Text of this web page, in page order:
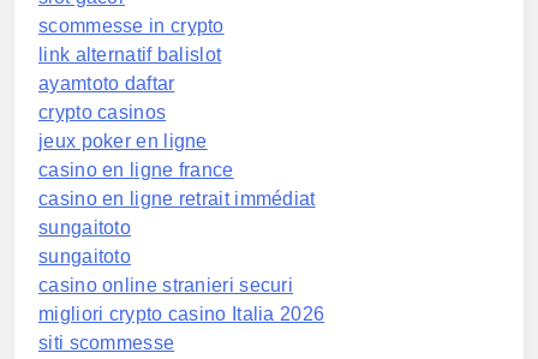
scommesse in crypto
link alternatif balislot
ayamtoto daftar
crypto casinos
jeux poker en ligne
casino en ligne france
casino en ligne retrait immédiat
sungaitoto
sungaitoto
casino online stranieri securi
migliori crypto casino Italia 2026
siti scommesse